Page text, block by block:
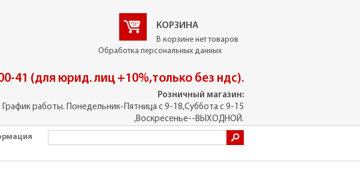
КОРЗИНА
В корзине нет товаров
Обработка персональных данных
41 (для юрид. лиц +10%,только без ндс).
Розничный магазин:
работы. Понедельник-Пятница с 9-18,Суббота с 9-15
,Воскресенье--ВЫХОДНОЙ.